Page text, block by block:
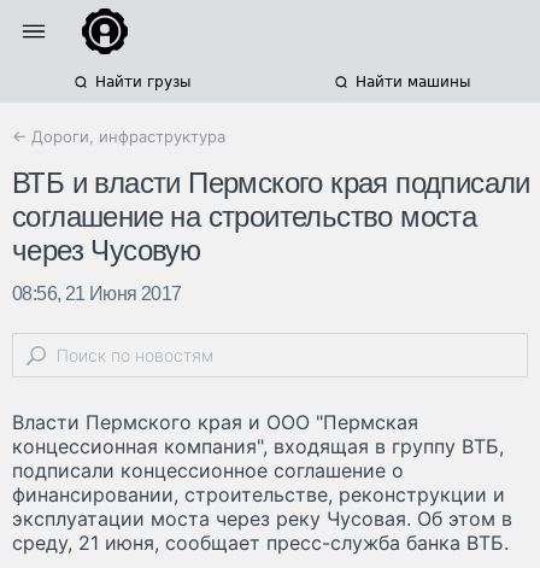
Найти грузы Найти машины
← Дороги, инфраструктура
ВТБ и власти Пермского края подписали
соглашение на строительство моста
через Чусовую
08:56, 21 Июня 2017
Власти Пермского края и ООО "Пермская
концессионная компания", входящая в группу ВТБ,
подписали концессионное соглашение о
финансировании, строительстве, реконструкции и
эксплуатации моста через реку Чусовая. Об этом в
среду, 21 июня, сообщает пресс-служба банка ВТБ.